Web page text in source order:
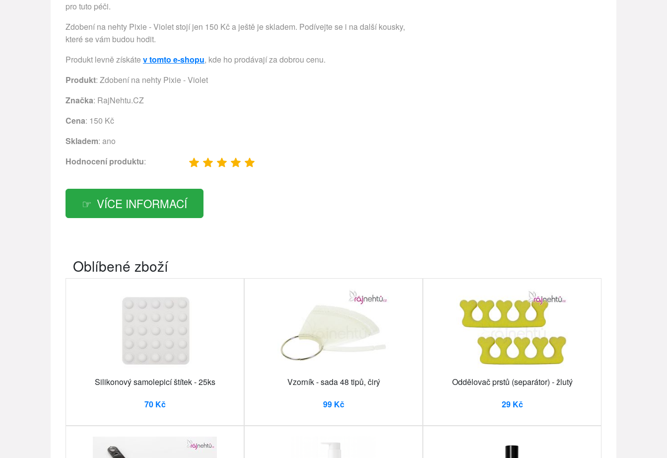
pro tuto péči.
Zdobení na nehty Pixie - Violet stojí jen 150 Kč a ještě je skladem. Podívejte se i na další kousky,
které se vám budou hodit.
Produkt levně získáte v tomto e-shopu, kde ho prodávají za dobrou cenu.
Produkt: Zdobení na nehty Pixie - Violet
Značka: RajNehtu.CZ
Cena: 150 Kč
Skladem: ano
Hodnocení produktu:
VÍCE INFORMACÍ
Oblíbené zboží
Silikonový samolepicí štítek - 25ks
70 Kč
Vzorník - sada 48 tipů, čirý
99 Kč
Oddělovač prstů (separátor) - žlutý
29 Kč